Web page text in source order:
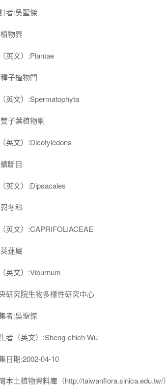
者:吳聖傑
物界
英文）:Plantae
子植物門
英文）:Spermatophyta
子葉植物綱
英文）:Dicotyledons
斷目
英文）:Dipsacales
冬科
英文）:CAPRIFOLIACEAE
蒾屬
英文）:Viburnum
研究院生物多樣性研究中心
者:吳聖傑
者（英文）:Sheng-chieh Wu
日期:2002-04-10
本土植物資料庫（http://taiwanflora.sinica.edu.tw/）